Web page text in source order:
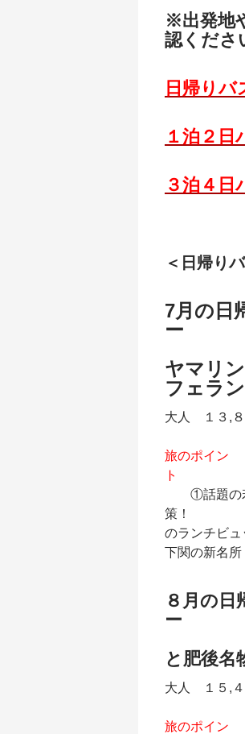
※出発地
認くださ
日帰りバ
１泊２日
３泊４
＜日帰り
7月の日
「関
ヤマリ
フェラン
大人 １３,８
旅のポイン
ト
①話題の若
策！
のラン
下関の新名所
８月の日
「涼
と肥後名
大人 １５,
旅のポイン